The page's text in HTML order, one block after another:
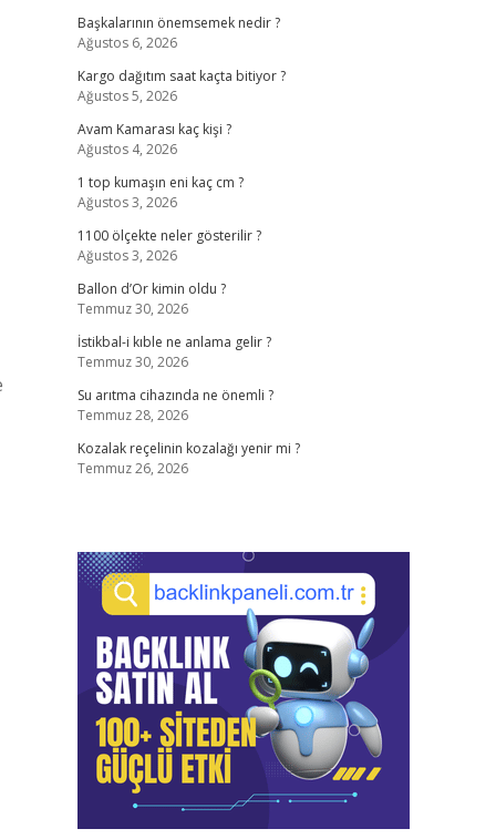
Başkalarının önemsemek nedir ?
Ağustos 6, 2026
Kargo dağıtım saat kaçta bitiyor ?
Ağustos 5, 2026
Avam Kamarası kaç kişi ?
Ağustos 4, 2026
1 top kumaşın eni kaç cm ?
Ağustos 3, 2026
1100 ölçekte neler gösterilir ?
Ağustos 3, 2026
Ballon d’Or kimin oldu ?
Temmuz 30, 2026
İstikbal-i kıble ne anlama gelir ?
Temmuz 30, 2026
Su arıtma cihazında ne önemli ?
Temmuz 28, 2026
Kozalak reçelinin kozalağı yenir mi ?
Temmuz 26, 2026